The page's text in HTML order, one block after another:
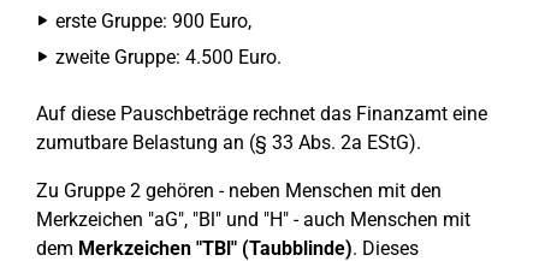
erste Gruppe: 900 Euro,
zweite Gruppe: 4.500 Euro.
Auf diese Pauschbeträge rechnet das Finanzamt eine
zumutbare Belastung an (§ 33 Abs. 2a EStG).
Zu Gruppe 2 gehören - neben Menschen mit den
Merkzeichen "aG", "Bl" und "H" - auch Menschen mit
dem Merkzeichen "TBl" (Taubblinde). Dieses